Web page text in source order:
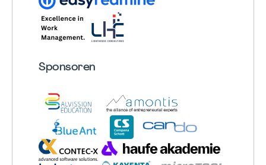
Sponsoren